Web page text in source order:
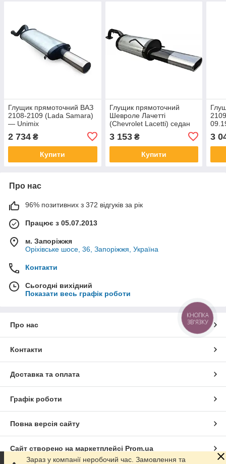
Глущик прямоточний ВАЗ
2108-2109 (Lada Samara)
— Unimix
2 734 ₴
Купити
Глущик прямоточний
Шевроле Лачетті
(Chevrolet Lacetti) седан
плоска насадка 1.4-1.8 с
2003 — Unimix
3 153₴
Купити
3
Про нас
96% позитивних з 372 відгуків за рік
Працює з 05.07.2013
м. Запоріжжя
Оріхівське шосе, 36, Запоріжжя, Україна
Контакти
Сьогодні вихідний
Показати весь графік роботи
Про нас
Контакти
Доставка та оплата
Графік роботи
Повна версія сайту
Сайт створено на маркетплейсі Prom.ua
Зараз у компанії неробочий час. Замовлення та
КНОПКА
ЗВ'ЯЗКУ